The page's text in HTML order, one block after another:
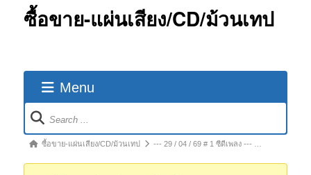
ซื้อขาย-แผ่นเสียง/CD/ม้วนเทป
Menu
Forum
Navigation
Forumซื้อขาย-แผ่นเสียง/CD/ม้วนเทป --- 29 / 04 / 69 # 1 ซีดีเพลง --- …